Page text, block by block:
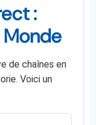
:
Monde
de chaînes en
Voici un